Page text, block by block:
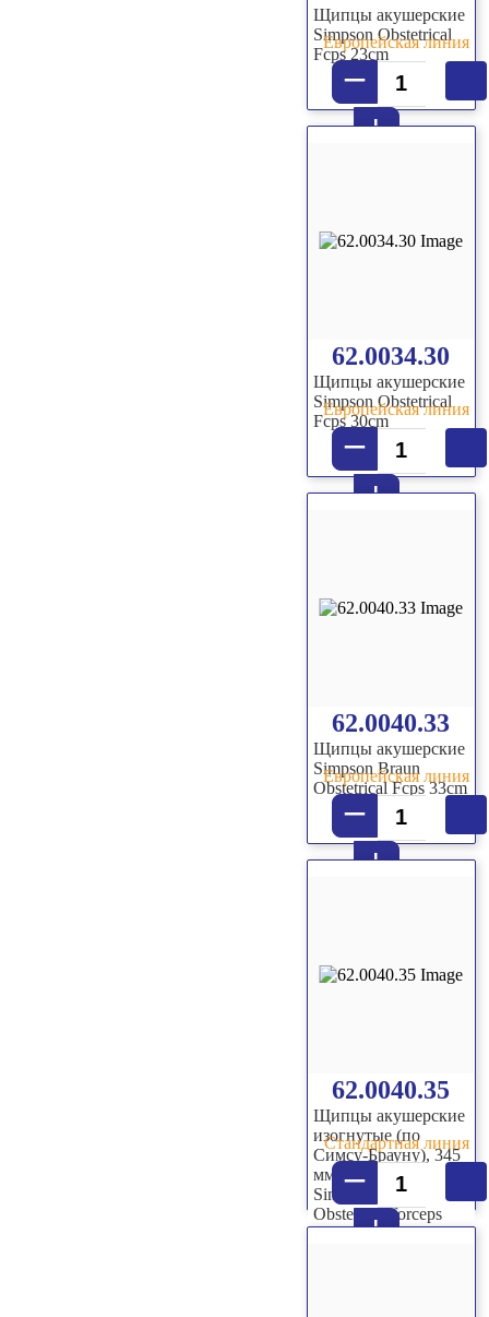
Щипцы акушерские
Simpson Obstetrical
Fcps 23cm
–
+
Европейская линия
62.0034.30
Щипцы акушерские
Simpson Obstetrical
Fcps 30cm
–
+
Европейская линия
62.0040.33
Щипцы акушерские
Simpson Braun
Obstetrical Fcps 33cm
–
+
Европейская линия
62.0040.35
Щипцы акушерские
изогнутые (по
Симсу-Брауну), 345
мм
Simpson Braun
Obstetrical forceps
curved, 348 mm
–
+
Стандартная линия